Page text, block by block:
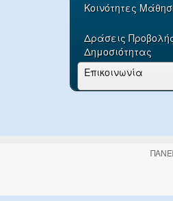
Κοινότητες
Δράσεις
Δημοσιότητας
Επικοινωνία